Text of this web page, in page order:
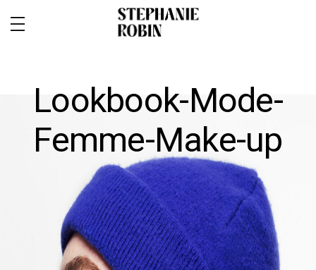
MARIAGE / FAMILLE / GROSSESSE
Lookbook-Mode-
Femme-Make-up